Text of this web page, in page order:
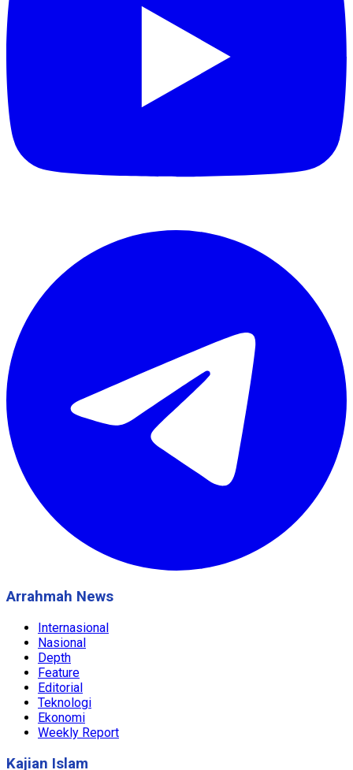
Arrahmah News
Internasional
Nasional
Depth
Feature
Editorial
Teknologi
Ekonomi
Weekly Report
Kajian Islam